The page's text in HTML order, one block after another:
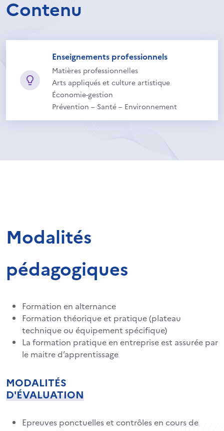
Contenu
Enseignements professionnels
Matières professionnelles
Arts appliqués et culture artistique
Économie-gestion
Prévention – Santé – Environnement
Modalités
pédagogiques
Formation en alternance
Formation théorique et pratique (plateau
technique ou équipement spécifique)
La formation pratique en entreprise est assurée par
le maitre d’apprentissage
MODALITÉS
D'ÉVALUATION
Epreuves ponctuelles et contrôles en cours de